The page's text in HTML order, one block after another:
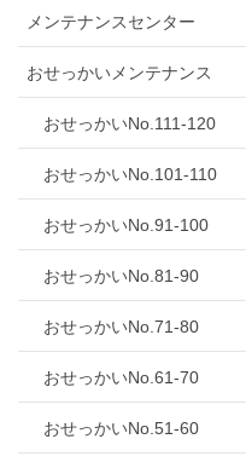
メンテナンスセンター
おせっかいメンテナンス
おせっかいNo.111-120
おせっかいNo.101-110
おせっかいNo.91-100
おせっかいNo.81-90
おせっかいNo.71-80
おせっかいNo.61-70
おせっかいNo.51-60